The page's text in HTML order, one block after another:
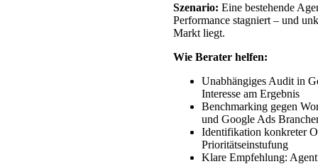
Szenario: Eine bestehende
Performance stagniert – und
Markt liegt.
Wie Berater helfen:
Unabhängiges Audit in
Interesse am Ergebnis
Benchmarking gegen
und Google Ads
Identifikation konkreter
Prioritätseinstufung
Klare Empfehlung: